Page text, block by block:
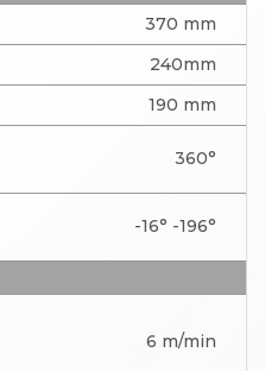
370 mm
240mm
190 mm
360°
-16° -196°
6 m/min